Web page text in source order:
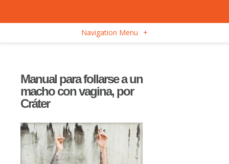
Navigation Menu +
Manual para follarse a un
macho con vagina, por
Cráter